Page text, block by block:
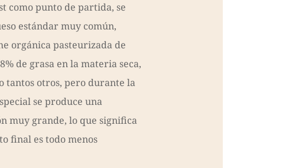
como punto de partida, se
estándar muy común,
orgánica pasteurizada de
de grasa en la materia seca,
tantos otros, pero durante la
se produce una
muy grande, lo que significa
final es todo menos